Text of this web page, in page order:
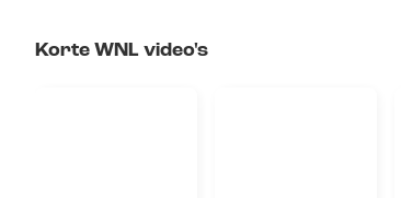
Korte WNL video's